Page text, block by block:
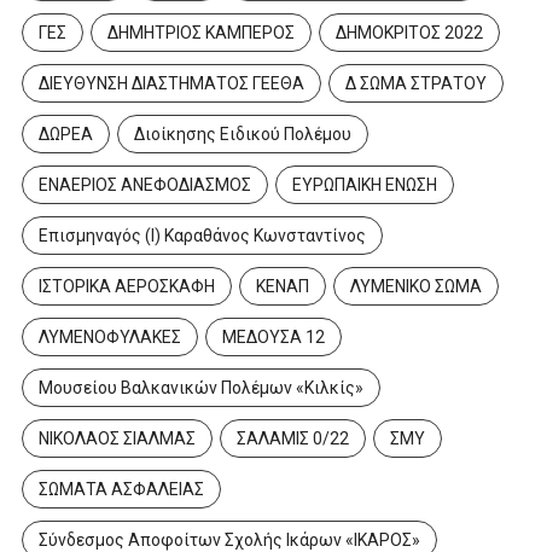
ΓΕΣ ΔΗΜΗΤΡΙΟΣ ΚΑΜΠΕΡΟΣ ΔΗΜΟΚΡΙΤΟΣ 2022
ΔΙΕΥΘΥΝΣΗ ΔΙΑΣΤΗΜΑΤΟΣ ΓΕΕΘΑ Δ ΣΩΜΑ ΣΤΡΑΤΟΥ
ΔΩΡΕΑ Διοίκησης Ειδικού Πολέμου
ΕΝΑΕΡΙΟΣ ΑΝΕΦΟΔΙΑΣΜΟΣ ΕΥΡΩΠΑΙΚΗ ΕΝΩΣΗ
Επισμηναγός (Ι) Καραθάνος Κωνσταντίνος
ΙΣΤΟΡΙΚΑ ΑΕΡΟΣΚΑΦΗ ΚΕΝΑΠ ΛΥΜΕΝΙΚΟ ΣΩΜΑ
ΛΥΜΕΝΟΦΥΛΑΚΕΣ ΜΕΔΟΥΣΑ 12
Μουσείου Βαλκανικών Πολέμων «Κιλκίς»
ΝΙΚΟΛΑΟΣ ΣΙΑΛΜΑΣ ΣΑΛΑΜΙΣ 0/22 ΣΜΥ
ΣΩΜΑΤΑ ΑΣΦΑΛΕΙΑΣ
Σύνδεσμος Αποφοίτων Σχολής Ικάρων «ΙΚΑΡΟΣ»